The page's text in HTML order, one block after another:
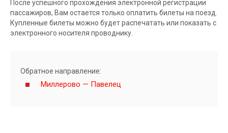
После успешного прохождения электронной регистрации
пассажиров, Вам остается только оплатить билеты на поезд.
Купленные билеты можно будет распечатать или показать с
электронного носителя проводнику.
Обратное направление:
Миллерово — Павелец